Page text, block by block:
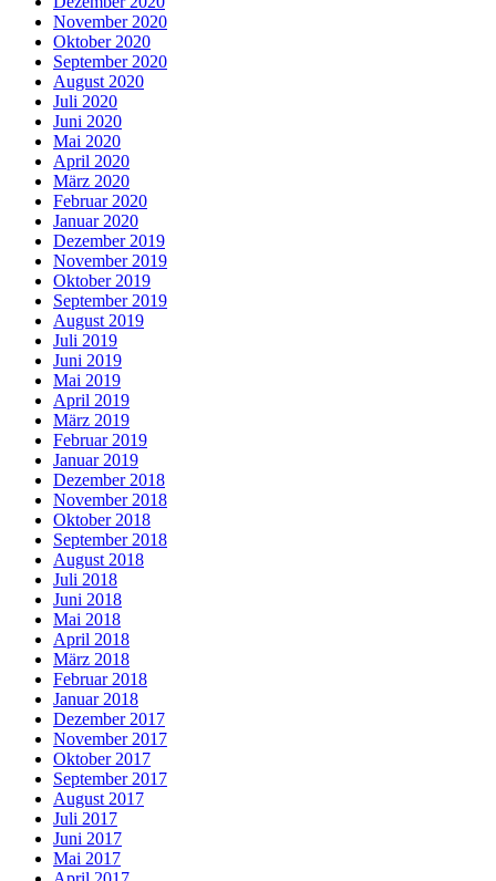
November 2020
Oktober 2020
September 2020
August 2020
Juli 2020
Juni 2020
Mai 2020
April 2020
März 2020
Februar 2020
Januar 2020
Dezember 2019
November 2019
Oktober 2019
September 2019
August 2019
Juli 2019
Juni 2019
Mai 2019
April 2019
März 2019
Februar 2019
Januar 2019
Dezember 2018
November 2018
Oktober 2018
September 2018
August 2018
Juli 2018
Juni 2018
Mai 2018
April 2018
März 2018
Februar 2018
Januar 2018
Dezember 2017
November 2017
Oktober 2017
September 2017
August 2017
Juli 2017
Juni 2017
Mai 2017